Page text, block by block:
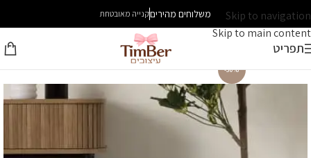
Skip to navigation
Skip to main content
משלוחים מהיריםקנייה מאובטחת
תפריט
-30%